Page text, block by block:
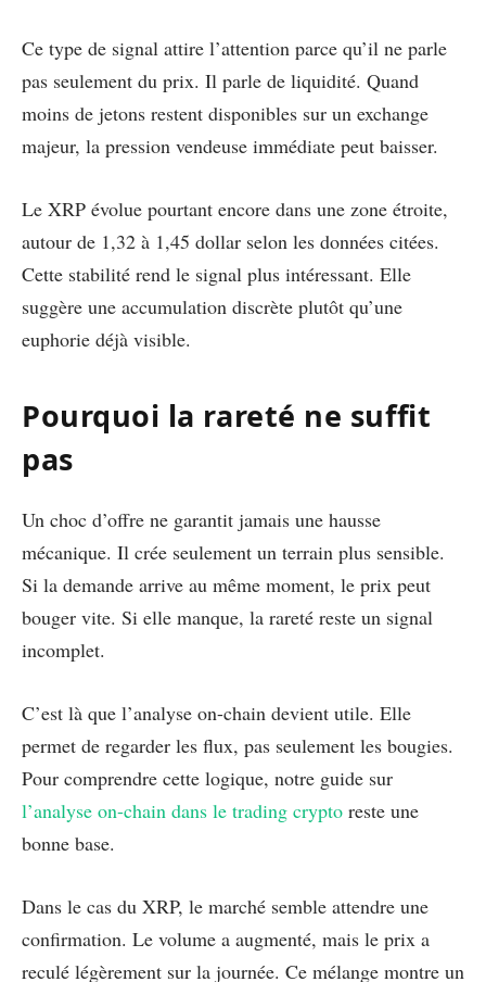
Ce type de signal attire l’attention parce qu’il ne parle
pas seulement du prix. Il parle de liquidité. Quand
moins de jetons restent disponibles sur un exchange
majeur, la pression vendeuse immédiate peut baisser.
Le XRP évolue pourtant encore dans une zone étroite,
autour de 1,32 à 1,45 dollar selon les données citées.
Cette stabilité rend le signal plus intéressant. Elle
suggère une accumulation discrète plutôt qu’une
euphorie déjà visible.
Pourquoi la rareté ne suffit
pas
Un choc d’offre ne garantit jamais une hausse
mécanique. Il crée seulement un terrain plus sensible.
Si la demande arrive au même moment, le prix peut
bouger vite. Si elle manque, la rareté reste un signal
incomplet.
C’est là que l’analyse on-chain devient utile. Elle
permet de regarder les flux, pas seulement les bougies.
Pour comprendre cette logique, notre guide sur
l’analyse on-chain dans le trading crypto reste une
bonne base.
Dans le cas du XRP, le marché semble attendre une
confirmation. Le volume a augmenté, mais le prix a
reculé légèrement sur la journée. Ce mélange montre un